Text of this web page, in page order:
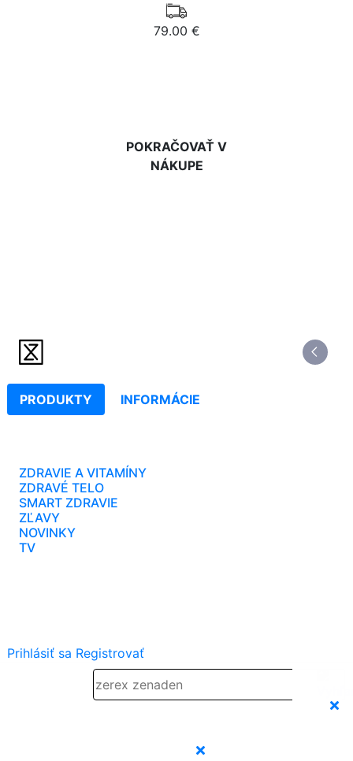
79.00 €
POKRAČOVAŤ V
NÁKUPE
PRODUKTY INFORMÁCIE
ZDRAVIE A VITAMÍNY
ZDRAVÉ TELO
SMART ZDRAVIE
ZĽAVY
NOVINKY
TV
Prihlásiť sa Registrovať